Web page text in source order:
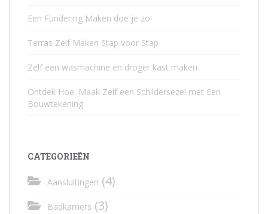
Een Fundering Maken doe je zo!
Terras Zelf Maken Stap voor Stap
Zelf een wasmachine en droger kast maken
Ontdek Hoe: Maak Zelf een Schildersezel met Een
Bouwtekening
CATEGORIEËN
Aansluitingen (4)
Badkamers (3)